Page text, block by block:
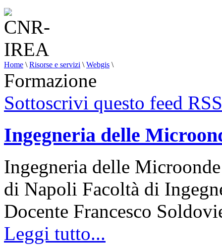
Home \ Risorse e servizi \ Webgis \
Formazione
Sottoscrivi questo feed RSS
Ingegneria delle
Ingegneria delle
di Napoli Facoltà di
Docente Francesco
Leggi tutto...